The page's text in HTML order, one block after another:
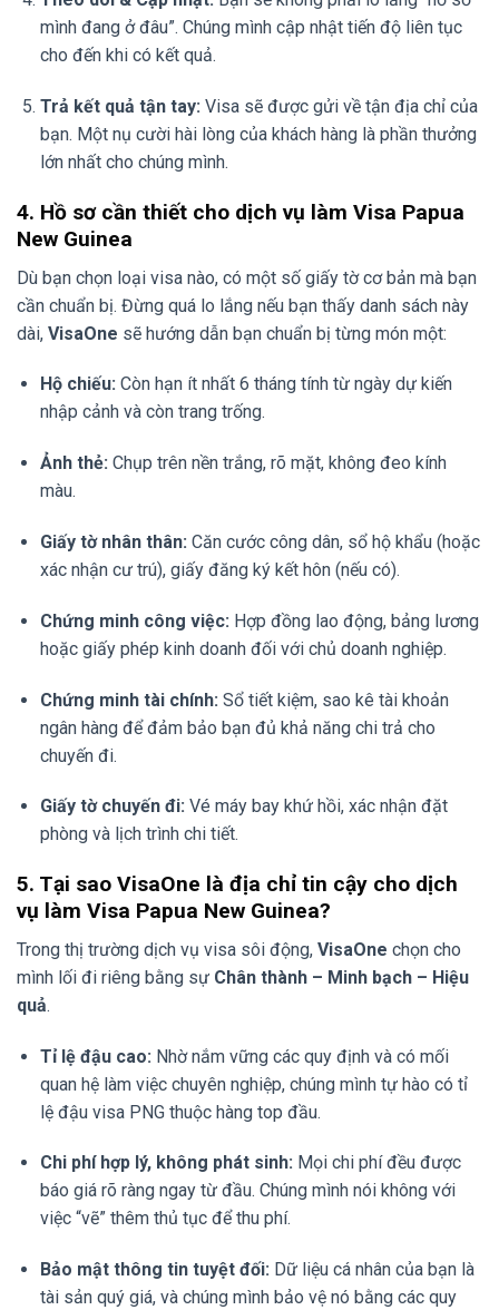
mình đang ở đâu”. Chúng mình cập nhật tiến độ liên tục
cho đến khi có kết quả.
Trả kết quả tận tay: Visa sẽ được gửi về tận địa chỉ của
bạn. Một nụ cười hài lòng của khách hàng là phần thưởng
lớn nhất cho chúng mình.
4. Hồ sơ cần thiết cho dịch vụ làm Visa Papua
New Guinea
Dù bạn chọn loại visa nào, có một số giấy tờ cơ bản mà bạn
cần chuẩn bị. Đừng quá lo lắng nếu bạn thấy danh sách này
dài, VisaOne sẽ hướng dẫn bạn chuẩn bị từng món một:
Hộ chiếu: Còn hạn ít nhất 6 tháng tính từ ngày dự kiến
nhập cảnh và còn trang trống.
Ảnh thẻ: Chụp trên nền trắng, rõ mặt, không đeo kính
màu.
Giấy tờ nhân thân: Căn cước công dân, sổ hộ khẩu (hoặc
xác nhận cư trú), giấy đăng ký kết hôn (nếu có).
Chứng minh công việc: Hợp đồng lao động, bảng lương
hoặc giấy phép kinh doanh đối với chủ doanh nghiệp.
Chứng minh tài chính: Sổ tiết kiệm, sao kê tài khoản
ngân hàng để đảm bảo bạn đủ khả năng chi trả cho
chuyến đi.
Giấy tờ chuyến đi: Vé máy bay khứ hồi, xác nhận đặt
phòng và lịch trình chi tiết.
5. Tại sao VisaOne là địa chỉ tin cậy cho dịch
vụ làm Visa Papua New Guinea?
Trong thị trường dịch vụ visa sôi động, VisaOne chọn cho
mình lối đi riêng bằng sự Chân thành – Minh bạch – Hiệu
quả.
Tỉ lệ đậu cao: Nhờ nắm vững các quy định và có mối
quan hệ làm việc chuyên nghiệp, chúng mình tự hào có tỉ
lệ đậu visa PNG thuộc hàng top đầu.
Chi phí hợp lý, không phát sinh: Mọi chi phí đều được
báo giá rõ ràng ngay từ đầu. Chúng mình nói không với
việc “vẽ” thêm thủ tục để thu phí.
Bảo mật thông tin tuyệt đối: Dữ liệu cá nhân của bạn là
tài sản quý giá, và chúng mình bảo vệ nó bằng các quy